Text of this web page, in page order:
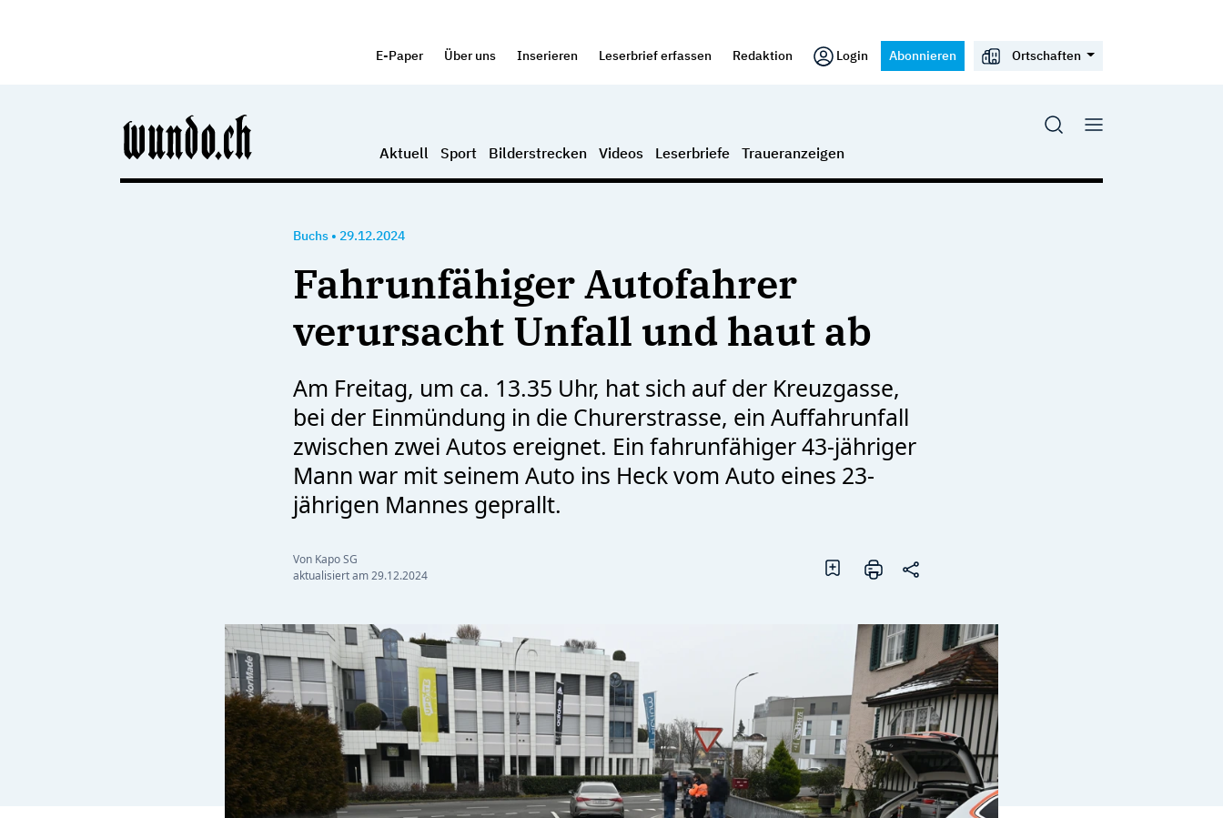
E-Paper Über uns Inserieren Leserbrief erfassen Redaktion Login Abonnieren Ortschaften
Aktuell Sport Bilderstrecken Videos Leserbriefe Traueranzeigen
Buchs • 29.12.2024
Fahrunfähiger Autofahrer
verursacht Unfall und haut ab
Am Freitag, um ca. 13.35 Uhr, hat sich auf der Kreuzgasse,
bei der Einmündung in die Churerstrasse, ein Auffahrunfall
zwischen zwei Autos ereignet. Ein fahrunfähiger 43-jähriger
Mann war mit seinem Auto ins Heck vom Auto eines 23-
jährigen Mannes geprallt.
Von Kapo SG
aktualisiert am29.12.2024